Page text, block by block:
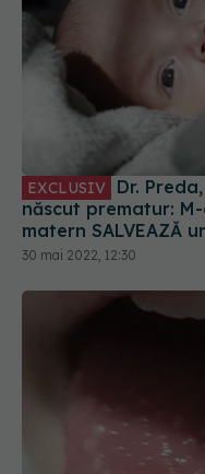
EXCLUSIV
născut prematur:
matern SALVEAZĂ
30 mai 2022, 12:30